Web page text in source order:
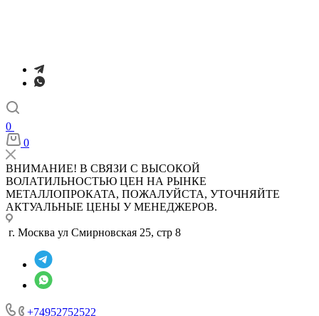
0
0
ВНИМАНИЕ! В СВЯЗИ С ВЫСОКОЙ
ВОЛАТИЛЬНОСТЬЮ ЦЕН НА РЫНКЕ
МЕТАЛЛОПРОКАТА, ПОЖАЛУЙСТА, УТОЧНЯЙТЕ
АКТУАЛЬНЫЕ ЦЕНЫ У МЕНЕДЖЕРОВ.
г. Москва ул Смирновская 25, стр 8
+74952752522